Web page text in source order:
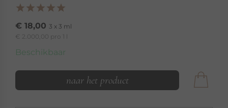
€ 18,00 3 x 3 ml
€ 2.000,00 pro 1 l
Beschikbaar
naar het product